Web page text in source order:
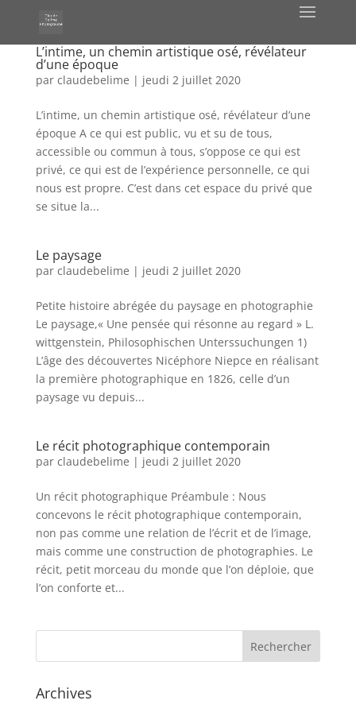
L’intime, un chemin artistique osé, révélateur
d’une époque
par claudebelime | jeudi 2 juillet 2020
L’intime, un chemin artistique osé, révélateur d’une
époque A ce qui est public, vu et su de tous,
accessible ou commun à tous, s’oppose ce qui est
privé, ce qui est de l’expérience personnelle, ce qui
nous est propre. C’est dans cet espace du privé que
se situe la...
Le paysage
par claudebelime | jeudi 2 juillet 2020
Petite histoire abrégée du paysage en photographie
Le paysage,« Une pensée qui résonne au regard » L.
wittgenstein, Philosophischen Unterssuchungen 1)
L’âge des découvertes Nicéphore Niepce en réalisant
la première photographique en 1826, celle d’un
paysage vu depuis...
Le récit photographique contemporain
par claudebelime | jeudi 2 juillet 2020
Un récit photographique Préambule : Nous
concevons le récit photographique contemporain,
non pas comme une relation de l’écrit et de l’image,
mais comme une construction de photographies. Le
récit, petit morceau du monde que l’on déploie, que
l’on conforte et...
Archives